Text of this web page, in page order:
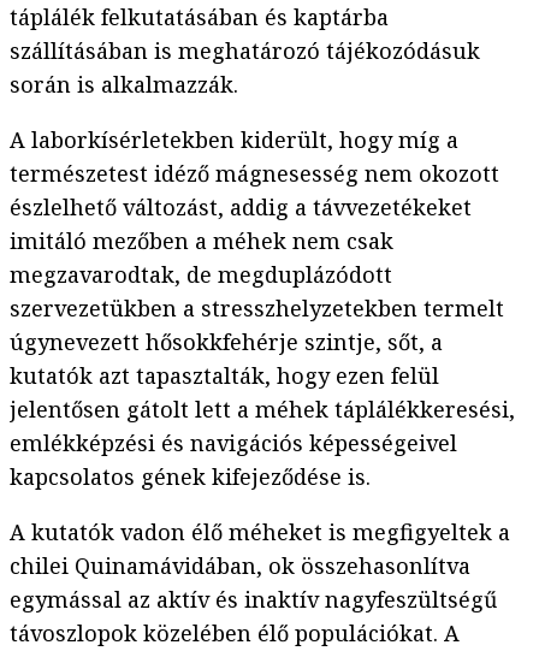
táplálék felkutatásában és kaptárba
szállításában is meghatározó tájékozódásuk
során is alkalmazzák.
A laborkísérletekben kiderült, hogy míg a
természetest idéző mágnesesség nem okozott
észlelhető változást, addig a távvezetékeket
imitáló mezőben a méhek nem csak
megzavarodtak, de megduplázódott
szervezetükben a stresszhelyzetekben termelt
úgynevezett hősokkfehérje szintje, sőt, a
kutatók azt tapasztalták, hogy ezen felül
jelentősen gátolt lett a méhek táplálékkeresési,
emlékképzési és navigációs képességeivel
kapcsolatos gének kifejeződése is.
A kutatók vadon élő méheket is megfigyeltek a
chilei Quinamávidában, ok összehasonlítva
egymással az aktív és inaktív nagyfeszültségű
távoszlopok közelében élő populációkat. A